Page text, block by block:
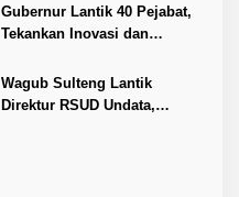
Gubernur Lantik 40 Pejabat,
Tekankan Inovasi dan
Wagub Sulteng Lantik
Direktur RSUD Undata,